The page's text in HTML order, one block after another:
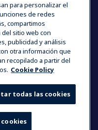
Cookie Policy
para personalizar el
de redes
compartimos
sitio web con
publicidad y análisis
otra información que
recopilado a partir del
Cookie Policy
todas las cookies